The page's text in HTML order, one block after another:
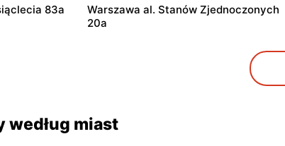
83a
Warszawa al. Stanów Zjednoczonych
20a
Warszawa, ul. Żwirki i Wigury 17
Top Market
według miast